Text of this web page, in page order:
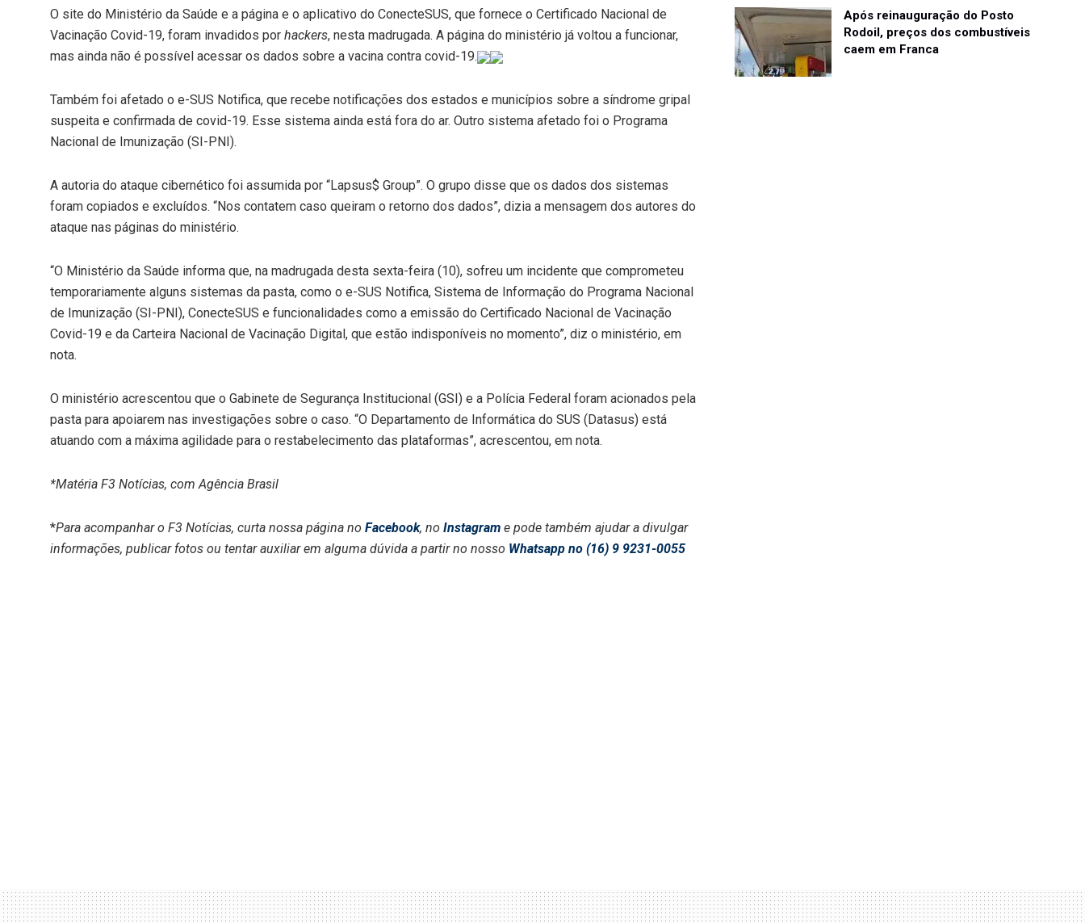
O site do Ministério da Saúde e a página e o aplicativo do ConecteSUS, que fornece o Certificado Nacional de
Vacinação Covid-19, foram invadidos por hackers, nesta madrugada. A página do ministério já voltou a funcionar,
mas ainda não é possível acessar os dados sobre a vacina contra covid-19.
Também foi afetado o e-SUS Notifica, que recebe notificações dos estados e municípios sobre a síndrome gripal
suspeita e confirmada de covid-19. Esse sistema ainda está fora do ar. Outro sistema afetado foi o Programa
Nacional de Imunização (SI-PNI).
A autoria do ataque cibernético foi assumida por “Lapsus$ Group”. O grupo disse que os dados dos sistemas
foram copiados e excluídos. “Nos contatem caso queiram o retorno dos dados”, dizia a mensagem dos autores do
ataque nas páginas do ministério.
“O Ministério da Saúde informa que, na madrugada desta sexta-feira (10), sofreu um incidente que comprometeu
temporariamente alguns sistemas da pasta, como o e-SUS Notifica, Sistema de Informação do Programa Nacional
de Imunização (SI-PNI), ConecteSUS e funcionalidades como a emissão do Certificado Nacional de Vacinação
Covid-19 e da Carteira Nacional de Vacinação Digital, que estão indisponíveis no momento”, diz o ministério, em
nota.
O ministério acrescentou que o Gabinete de Segurança Institucional (GSI) e a Polícia Federal foram acionados pela
pasta para apoiarem nas investigações sobre o caso. “O Departamento de Informática do SUS (Datasus) está
atuando com a máxima agilidade para o restabelecimento das plataformas”, acrescentou, em nota.
*Matéria F3 Notícias, com Agência Brasil
*Para acompanhar o F3 Notícias, curta nossa página no Facebook, no Instagram e pode também ajudar a divulgar
informações, publicar fotos ou tentar auxiliar em alguma dúvida a partir no nosso Whatsapp no (16) 9 9231-0055
Após reinauguração do Posto
Rodoil, preços dos combustíveis
caem em Franca